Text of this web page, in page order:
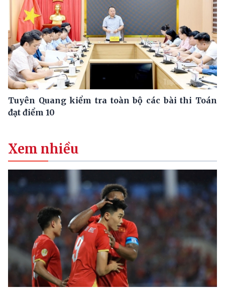
Tuyên Quang kiểm tra toàn bộ các bài thi Toán
đạt điểm 10
Xem nhiều